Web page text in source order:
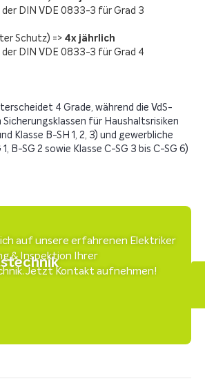
DIN VDE 0833-3 für Grad 3
Schutz) => 4x jährlich
DIN VDE 0833-3 für Grad 4
4 Grade, während die VdS-
Sicherungsklassen für Haushaltsrisiken
Klasse B-SH 1, 2, 3) und gewerbliche
1, B-SG 2 sowie Klasse C-SG 3 bis C-SG 6)
auf unsere erfahrenen Elektriker
& Inspektion Ihrer
Jetzt Kontakt aufnehmen!